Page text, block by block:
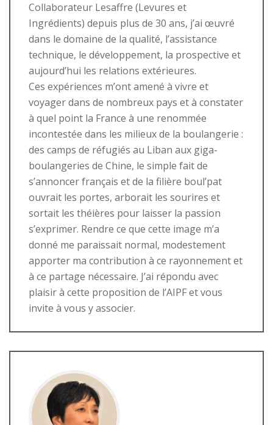
Collaborateur Lesaffre (Levures et
Ingrédients) depuis plus de 30 ans, j’ai œuvré
dans le domaine de la qualité, l’assistance
technique, le développement, la prospective et
aujourd’hui les relations extérieures.
Ces expériences m’ont amené à vivre et
voyager dans de nombreux pays et à constater
à quel point la France à une renommée
incontestée dans les milieux de la boulangerie :
des camps de réfugiés au Liban aux giga-
boulangeries de Chine, le simple fait de
s’annoncer français et de la filière boul’pat
ouvrait les portes, arborait les sourires et
sortait les théières pour laisser la passion
s’exprimer. Rendre ce que cette image m’a
donné me paraissait normal, modestement
apporter ma contribution à ce rayonnement et
à ce partage nécessaire. J’ai répondu avec
plaisir à cette proposition de l’AIPF et vous
invite à vous y associer.